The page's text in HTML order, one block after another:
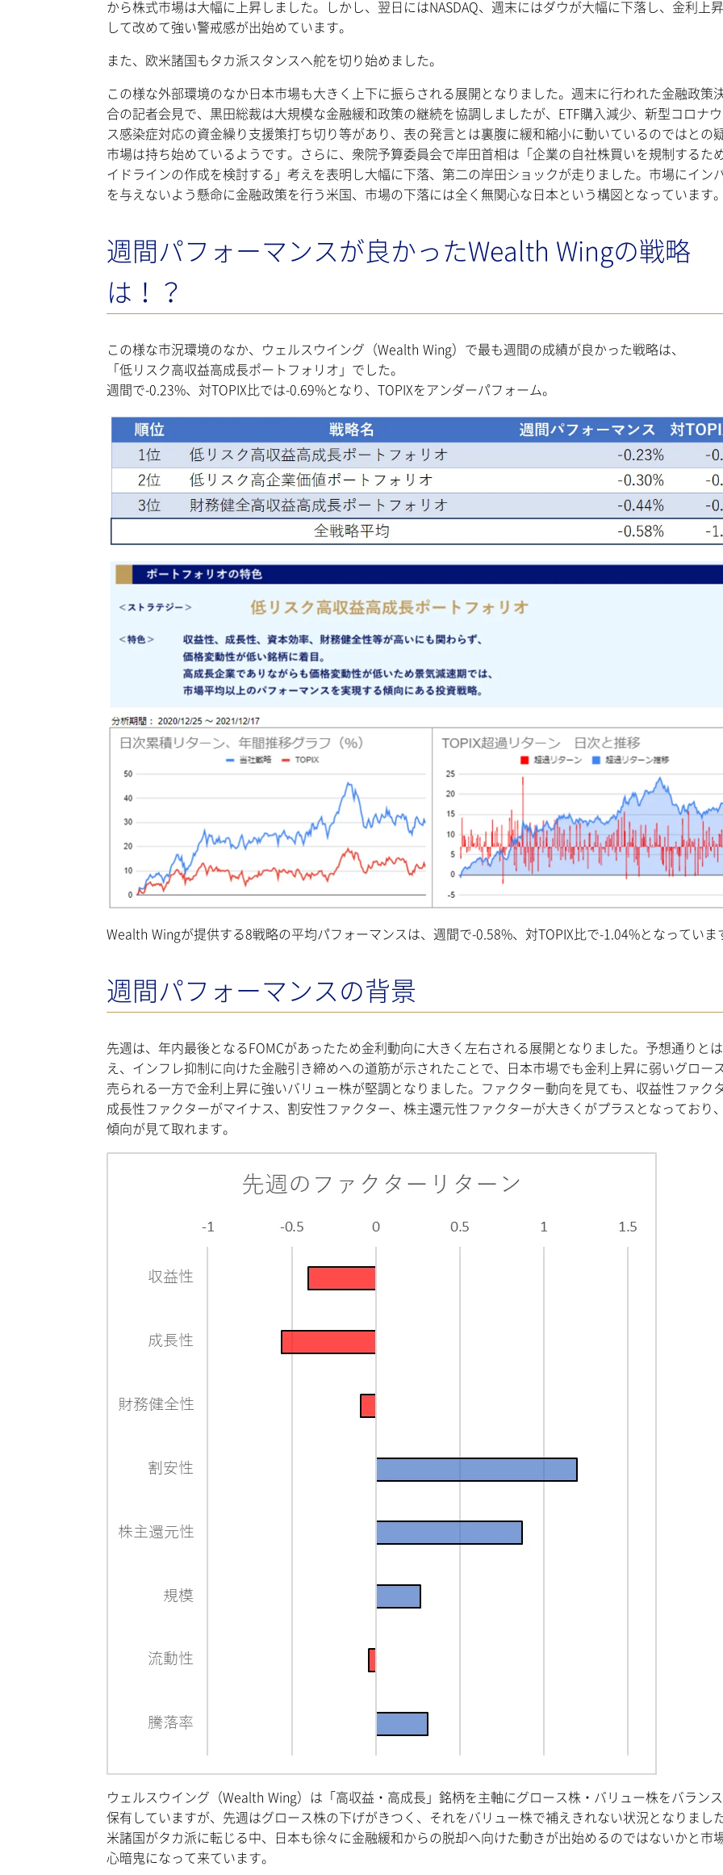
から株式市場は大幅に上昇しました。しかし、翌日にはNASDAQ、週末にはダウが大幅に下落し、金利上
して改めて強い警戒感が出始めています。
また、欧米諸国もタカ派スタンスへ舵を切り始めました。
この様な外部環境のなか日本市場も大きく上下に振らされる展開となりました。週末に行われた金融政策
合の記者会見で、黒田総裁は大規模な金融緩和政策の継続を協調しましたが、ETF購入減少、新型コロナ
ス感染症対応の資金繰り支援策打ち切り等があり、表の発言とは裏腹に緩和縮小に動いているのではとの
市場は持ち始めているようです。さらに、衆院予算委員会で岸田首相は「企業の自社株買いを規制するた
イドラインの作成を検討する」考えを表明し大幅に下落、第二の岸田ショックが走りました。市場にイン
を与えないよう懸命に金融政策を行う米国、市場の下落には全く無関心な日本という構図となっています。
週間パフォーマンスが良かったWealth Wingの戦略
は！？
この様な市況環境のなか、ウェルスウイング（Wealth Wing）で最も週間の成績が良かった戦略は、
「低リスク高収益高成長ポートフォリオ」でした。
週間で-0.23%、対TOPIX比では-0.69%となり、TOPIXをアンダーパフォーム。
Wealth Wingが提供する8戦略の平均パフォーマンスは、週間で-0.58%、対TOPIX比で-1.04%となっていま
週間パフォーマンスの背景
先週は、年内最後となるFOMCがあったため金利動向に大きく左右される展開となりました。予想通りと
え、インフレ抑制に向けた金融引き締めへの道筋が示されたことで、日本市場でも金利上昇に弱いグロー
売られる一方で金利上昇に強いバリュー株が堅調となりました。ファクター動向を見ても、収益性ファクタ
成長性ファクターがマイナス、割安性ファクター、株主還元性ファクターが大きくがプラスとなっており
傾向が見て取れます。
ウェルスウイング（Wealth Wing）は「高収益・高成長」銘柄を主軸にグロース株・バリュー株をバランス
保有していますが、先週はグロース株の下げがきつく、それをバリュー株で補えきれない状況となりまし
米諸国がタカ派に転じる中、日本も徐々に金融緩和からの脱却へ向けた動きが出始めるのではないかと市
心暗鬼になって来ています。